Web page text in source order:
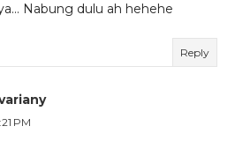
Nabung dulu ah hehehe
Reply
PM